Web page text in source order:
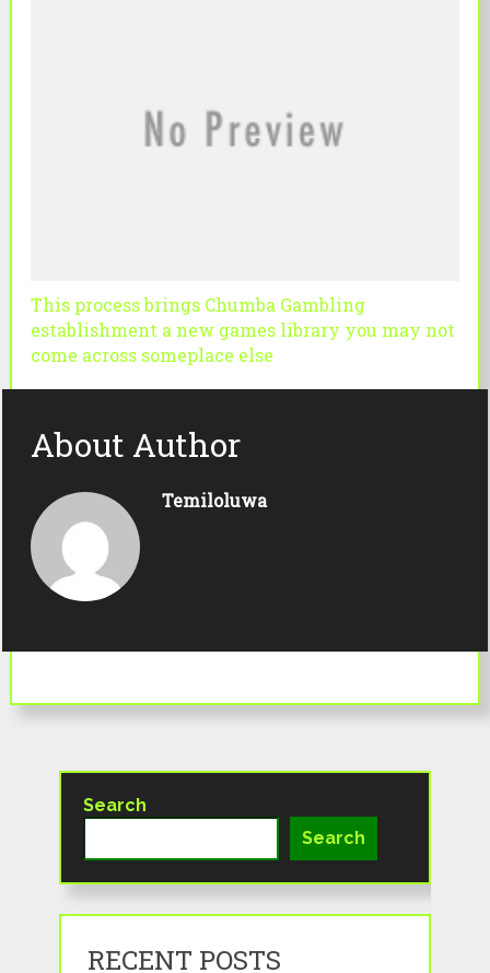
This process brings Chumba Gambling
establishment a new games library you may not
come across someplace else
About Author
Temiloluwa
Search
Search
RECENT POSTS